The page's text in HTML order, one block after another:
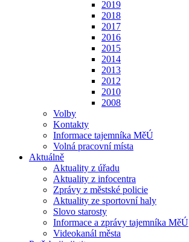
2019
2018
2017
2016
2015
2014
2013
2012
2010
2008
Volby
Kontakty
Informace tajemníka MěÚ
Volná pracovní místa
Aktuálně
Aktuality z úřadu
Aktuality z infocentra
Zprávy z městské policie
Aktuality ze sportovní haly
Slovo starosty
Informace a zprávy tajemníka MěÚ
Videokanál města